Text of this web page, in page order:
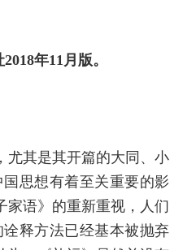
年11月版。
尤其是其开篇的大同、小
思想有着至关重要的影
家语》的重新重视，人们
释方法已经基本被抛弃